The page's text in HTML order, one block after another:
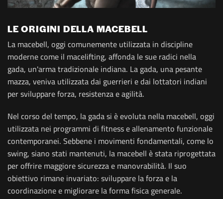
LE ORIGINI DELLA MACEBELL
La macebell, oggi comunemente utilizzata in discipline
moderne come il macelifting, affonda le sue radici nella
gada, un'arma tradizionale indiana. La gada, una pesante
mazza, veniva utilizzata dai guerrieri e dai lottatori indiani
per sviluppare forza, resistenza e agilità.
Nel corso del tempo, la gada si è evoluta nella macebell, oggi
utilizzata nei programmi di fitness e allenamento funzionale
contemporanei. Sebbene i movimenti fondamentali, come lo
swing, siano stati mantenuti, la macebell è stata riprogettata
per offrire maggiore sicurezza e manovrabilità. Il suo
obiettivo rimane invariato: sviluppare la forza e la
coordinazione e migliorare la forma fisica generale.